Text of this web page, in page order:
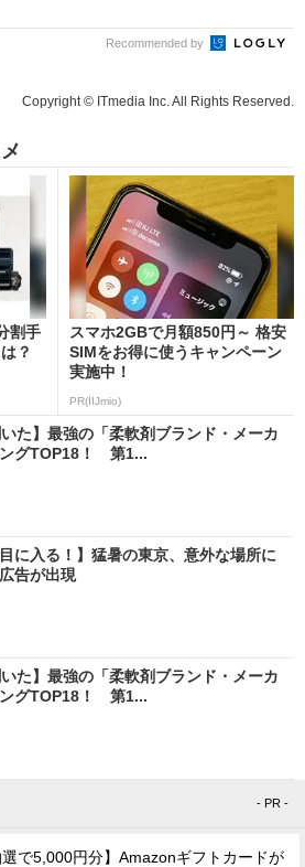
Recommended by
Copyright © ITmedia Inc. All Rights Reserved.
割手
？
スマホ2GBで月額850円～ 格安
SIMをお得に使うキャンペーン
実施中！
PR(IIJmio)
いた】最強の「柔軟剤ブランド・メーカ
グTOP18！ 第1...
目に入る！】猛暑の東京、意外な場所に
告が出現
いた】最強の「柔軟剤ブランド・メーカ
グTOP18！ 第1...
- PR -
選で5,000円分】Amazonギフトカードが